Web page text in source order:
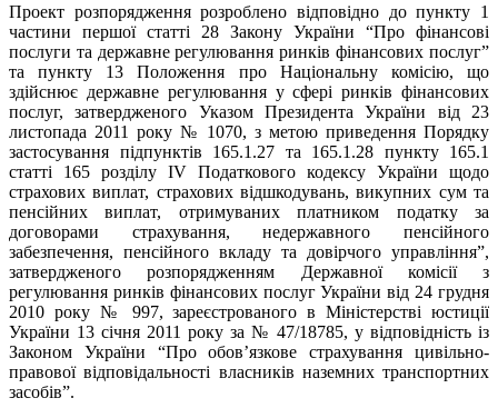
Проект розпорядженнярозроблено відповідно до пункту 1
частини першої статті 28 Закону України “Про фінансові
послуги та державне регулювання ринків фінансових послуг”
та пункту 13 Положення про Національну комісію, що
здійснює державне регулювання у сфері ринків фінансових
послуг, затвердженого Указом Президента України від 23
листопада 2011 року № 1070, з метою приведення Порядку
застосування підпунктів 165.1.27 та 165.1.28 пункту 165.1
статті 165 розділу IV Податкового кодексу України щодо
страхових виплат, страхових відшкодувань, викупних сум та
пенсійних виплат, отримуваних платником податку за
договорами страхування, недержавного пенсійного
забезпечення, пенсійного вкладу та довірчого управління”,
затвердженого розпорядженням Державної комісії з
регулювання ринків фінансових послуг України від 24 грудня
2010 року № 997, зареєстрованого в Міністерстві юстиції
України 13 січня 2011 року за № 47/18785, у відповідність із
Законом України “Про обов’язкове страхування цивільно-
правової відповідальності власників наземних транспортних
засобів”.